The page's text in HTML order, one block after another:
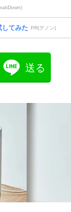
してみた PR(デノン)
送る